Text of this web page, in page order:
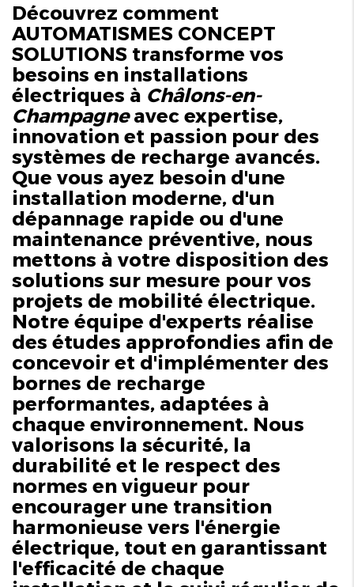
Découvrez comment
AUTOMATISMES CONCEPT
SOLUTIONS transforme vos
besoins en installations
électriques à Châlons-en-
Champagneavec expertise,
innovation et passion pour des
systèmes de recharge avancés.
Que vous ayez besoin d'une
installation moderne, d'un
dépannage rapide ou d'une
maintenance préventive, nous
mettons à votre disposition des
solutions sur mesure pour vos
projets de mobilité électrique.
Notre équipe d'experts réalise
des études approfondies afin de
concevoir et d'implémenter des
bornes de recharge
performantes, adaptées à
chaque environnement. Nous
valorisons la sécurité, la
durabilité et le respect des
normes en vigueur pour
encourager une transition
harmonieuse vers l'énergie
électrique, tout en garantissant
l'efficacité de chaque